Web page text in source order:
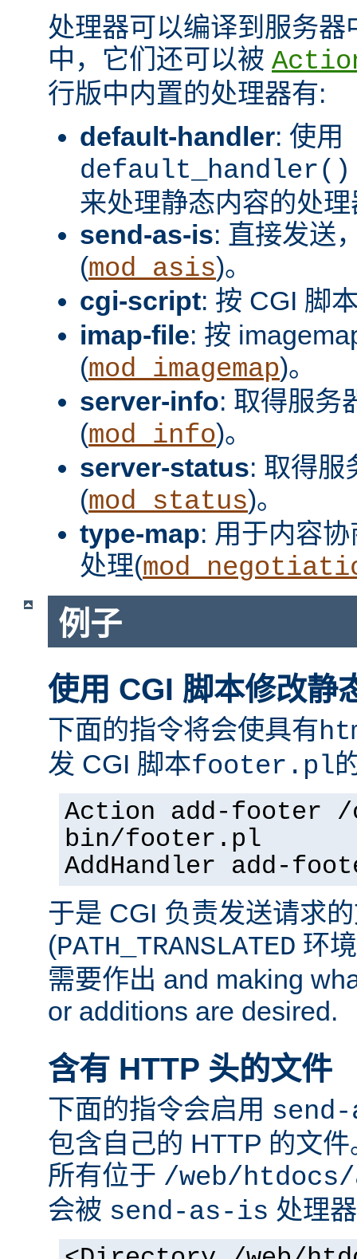
处理器可以编译到服务
中，它们还可以被
行版中内置的处理器有:
default-handler: 使用
default_handler()
来处理静态内容的处
send-as-is: 直接发送
(mod_asis)。
cgi-script: 按 CGI 脚
imap-file: 按
(mod_imagemap)。
server-info: 取得服务
(mod_info)。
server-status: 取得服
(mod_status)。
type-map: 用于内容
处理(
例子
使用 CGI 脚本修改静
下面的指令将会使具有
发 CGI 脚本footer.pl
Action add-footer
bin/footer.pl
AddHandler add-
于是 CGI 负责发送请求
(PATH_TRANSLATED 环
需要作出 and making
or additions are desired.
含有 HTTP 头的文件
下面的指令会启用
包含自己的 HTTP 的文
所有位于 /web/
会被 send-as-is 处理